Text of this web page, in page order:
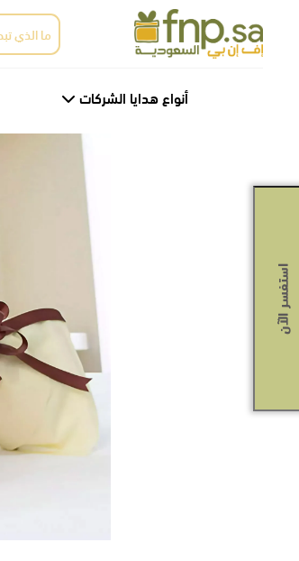
استفسر الآن
البحث
عن:
أنواع هدايا الشركات